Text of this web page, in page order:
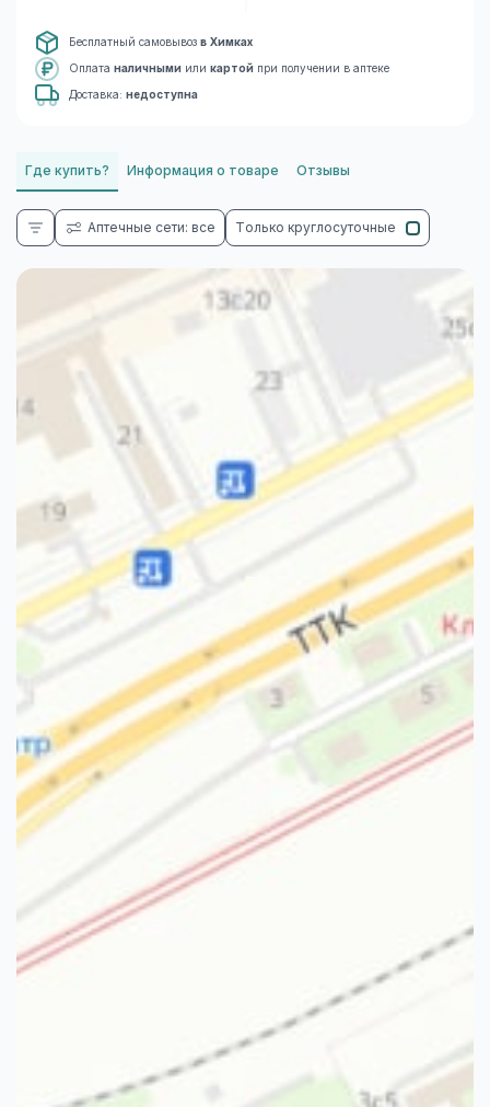
Бесплатный самовывоз в Химках
Оплата наличными или картой при получении в аптеке
Доставка: недоступна
Где купить? Информация о товаре Отзывы
Аптечные сети: все Только круглосуточные